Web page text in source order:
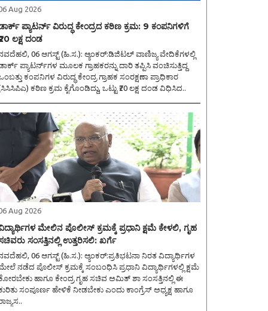
Aug 2026
ಪ್ಯಾಟರ್ನ್ ವಿರುದ್ಧ ಕೇಂದ್ರದ ಕಠಿಣ ಕ್ರಮ: 9 ಕಂಪನಿಗಳಿಗೆ
ಲಕ್ಷ ದಂಡ
06 ಆಗಸ್ಟ್ (ಹಿ.ಸ.): ಆ್ಯಂಕರ್:ಡಿಜಿಟಲ್ ವಾಣಿಜ್ಯ ವೇದಿಕೆಗಳಲ್ಲಿ
ಪ್ಯಾಟರ್ನ್‌ಗಳ ಮೂಲಕ ಗ್ರಾಹಕರನ್ನು ದಾರಿ ತಪ್ಪಿಸಿ ವಂಚಿಸುತ್ತಿದ್ದ
ಕಂಪನಿಗಳ ವಿರುದ್ಧ ಕೇಂದ್ರ ಗ್ರಾಹಕ ಸಂರಕ್ಷಣಾ ಪ್ರಾಧಿಕಾರ
ಕಠಿಣ ಕ್ರಮ ಕೈಗೊಂಡಿದ್ದು, ಒಟ್ಟು ₹20 ಲಕ್ಷ ದಂಡ ವಿಧಿಸಿದ..
Aug 2026
ಮೇಲಿನ ಪೊಲೀಸ್ ಕ್ರಮಕ್ಕೆ ಪ್ರಧಾನಿ ಕ್ಷಮೆ ಕೇಳಲಿ, ಗೃಹ
ಸಂಸತ್ತಿನಲ್ಲಿ ಉತ್ತರಿಸಲಿ: ಖರ್ಗೆ
06 ಆಗಸ್ಟ್ (ಹಿ.ಸ.): ಆ್ಯಂಕರ್:ಪ್ರತಿಭಟನಾ ನಿರತ ವಿದ್ಯಾರ್ಥಿಗಳ
ನಡೆದ ಪೊಲೀಸ್ ಕ್ರಮಕ್ಕೆ ಸಂಬಂಧಿಸಿ ಪ್ರಧಾನಿ ವಿದ್ಯಾರ್ಥಿಗಳಲ್ಲಿ ಕ್ಷಮೆ
ಹಾಗೂ ಕೇಂದ್ರ ಗೃಹ ಸಚಿವ ಅಮಿತ್ ಶಾ ಸಂಸತ್ತಿನಲ್ಲಿ ಈ
ಸಂಪೂರ್ಣ ಹೇಳಿಕೆ ನೀಡಬೇಕು ಎಂದು ಕಾಂಗ್ರೆಸ್ ಅಧ್ಯಕ್ಷ ಹಾಗೂ